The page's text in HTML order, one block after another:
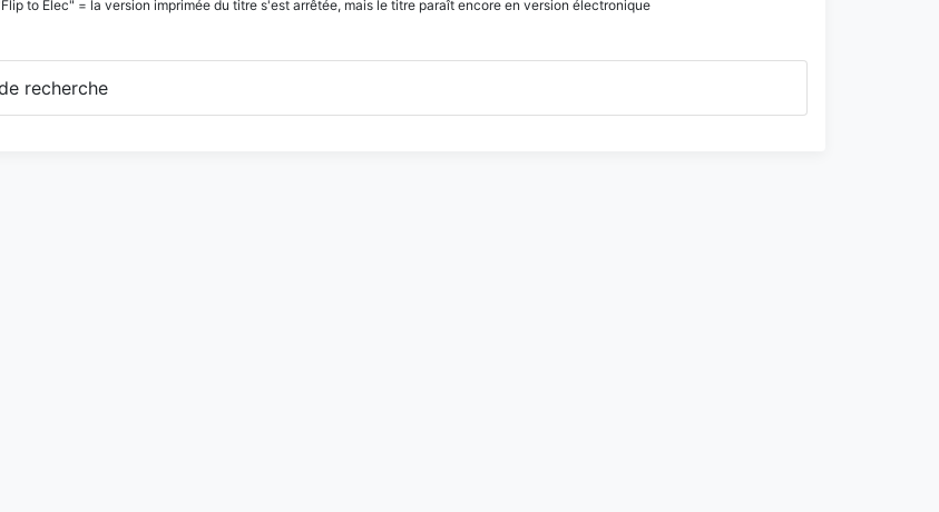
to Elec" = la version imprimée du titre s'est arrêtée, mais le titre paraît encore en version électronique
recherche